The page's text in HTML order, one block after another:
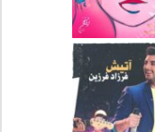
آهنگ جدید علی
بنام صورت